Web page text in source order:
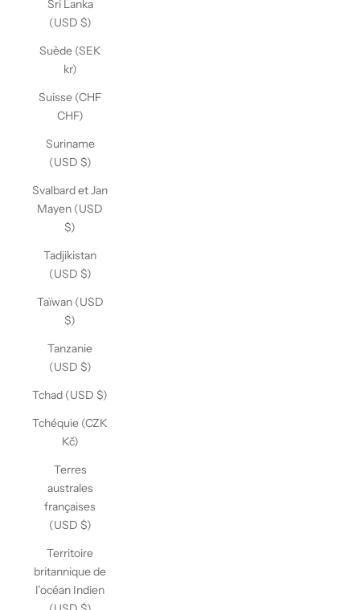
Sri Lanka
(USD $)
Suède (SEK
kr)
Suisse (CHF
CHF)
Suriname
(USD $)
Svalbard et Jan
Mayen (USD
$)
Tadjikistan
(USD $)
Taïwan (USD
$)
Tanzanie
(USD $)
Tchad (USD $)
Tchéquie (CZK
Kč)
Terres
australes
françaises
(USD $)
Territoire
britannique de
l’océan Indien